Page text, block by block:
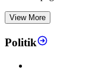
View More
Politik